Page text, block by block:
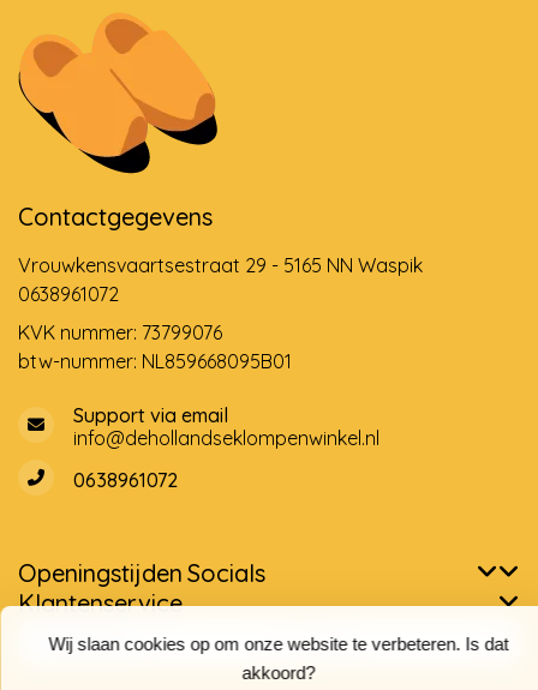
Wij slaan cookies op om onze website te verbeteren. Is dat
akkoord?
Contactgegevens
Vrouwkensvaartsestraat 29 - 5165 NN Waspik
0638961072
KVK nummer: 73799076
btw-nummer: NL859668095B01
Support via email
info@dehollandseklompenwinkel.nl
0638961072
Openingstijden Socials
Klantenservice